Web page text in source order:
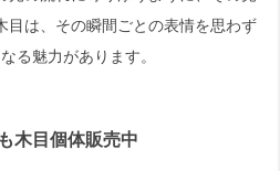
目は、その瞬間ごとの表情を思わず
る魅力があります。
木目個体販売中